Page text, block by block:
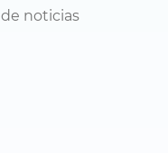
noticias